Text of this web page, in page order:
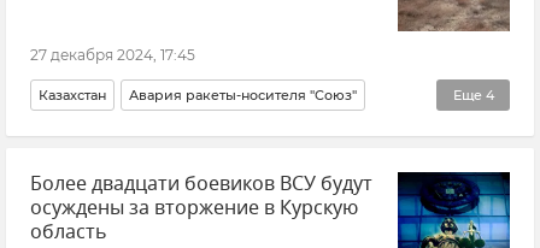
27 декабря 2024, 17:45
Еще 4
Казахстан Авария ракеты-носителя "Союз"
Чечня Рамзан Кадыров Траур Новости
Более двадцати боевиков ВСУ будут
осуждены за вторжение в Курскую
область